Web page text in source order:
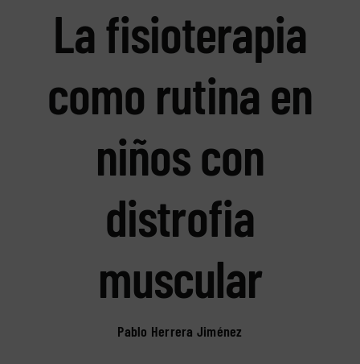
La fisioterapia
como rutina en
niños con
distrofia
muscular
Pablo Herrera Jiménez